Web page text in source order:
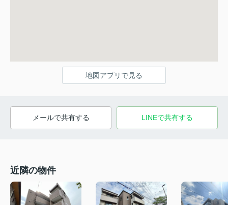
地図アプリで見る
メールで共有する LINEで共有する
近隣の物件